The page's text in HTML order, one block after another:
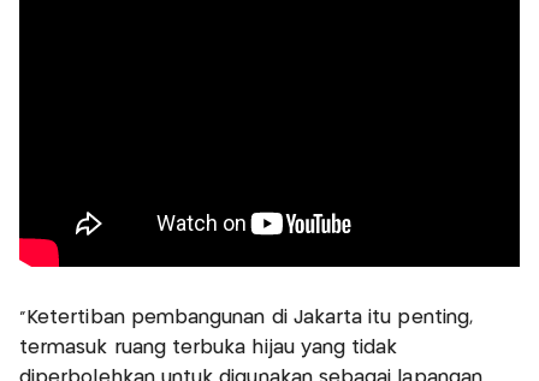
"Ketertiban pembangunan di Jakarta itu penting,
termasuk ruang terbuka hijau yang tidak